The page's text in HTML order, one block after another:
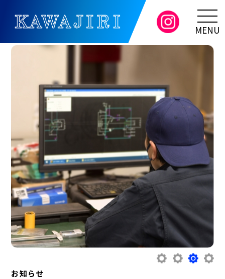
1 2 3 4
お知らせ
ホームページのサイトをオープンしました。
ホームページを全面リニューアルしました。